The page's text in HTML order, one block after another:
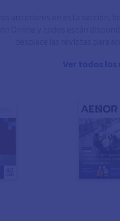
anteriores en esta sección,